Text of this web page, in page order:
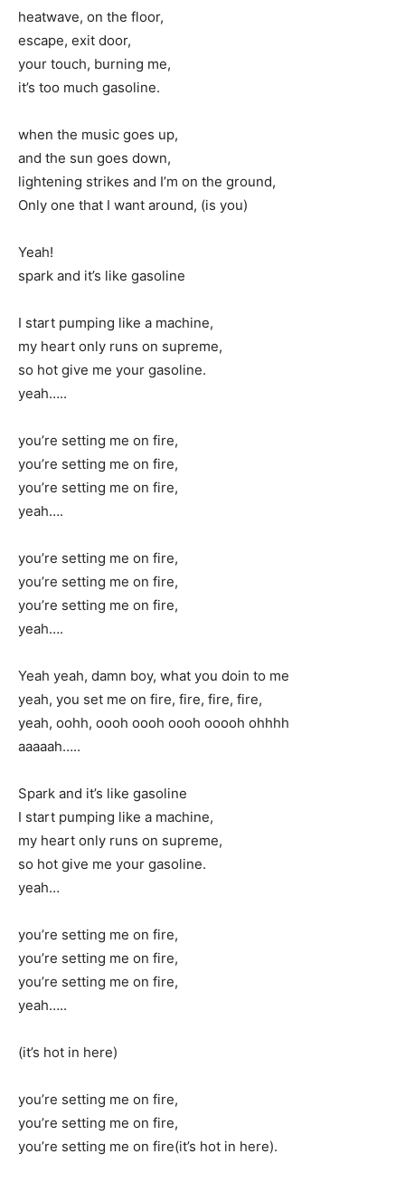
heatwave, on the floor,
escape, exit door,
your touch, burning me,
it’s too much gasoline.
when the music goes up,
and the sun goes down,
lightening strikes and I’m on the ground,
Only one that I want around, (is you)
Yeah!
spark and it’s like gasoline
I start pumping like a machine,
my heart only runs on supreme,
so hot give me your gasoline.
yeah…..
you’re setting me on fire,
you’re setting me on fire,
you’re setting me on fire,
yeah….
you’re setting me on fire,
you’re setting me on fire,
you’re setting me on fire,
yeah….
Yeah yeah, damn boy, what you doin to me
yeah, you set me on fire, fire, fire, fire,
yeah, oohh, oooh oooh oooh ooooh ohhhh
aaaaah…..
Spark and it’s like gasoline
I start pumping like a machine,
my heart only runs on supreme,
so hot give me your gasoline.
yeah…
you’re setting me on fire,
you’re setting me on fire,
you’re setting me on fire,
yeah…..
(it’s hot in here)
you’re setting me on fire,
you’re setting me on fire,
you’re setting me on fire(it’s hot in here).